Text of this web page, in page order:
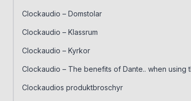
Clockaudio – Domstolar
Clockaudio – Klassrum
Clockaudio – Kyrkor
Clockaudio – The benefits of Dante.. when using
Clockaudios produktbroschyr